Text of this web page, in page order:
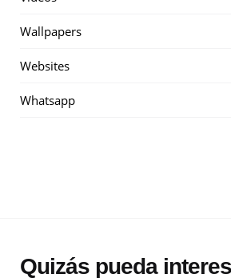
Wallpapers
Websites
Whatsapp
Quizás pueda